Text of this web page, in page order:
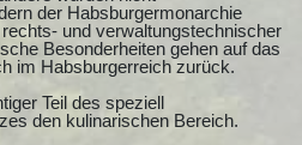
der Habsburgermonarchie
und verwaltungstechnischer
Besonderheiten gehen auf das
im Habsburgerreich zurück.
Teil des speziell
den kulinarischen Bereich.